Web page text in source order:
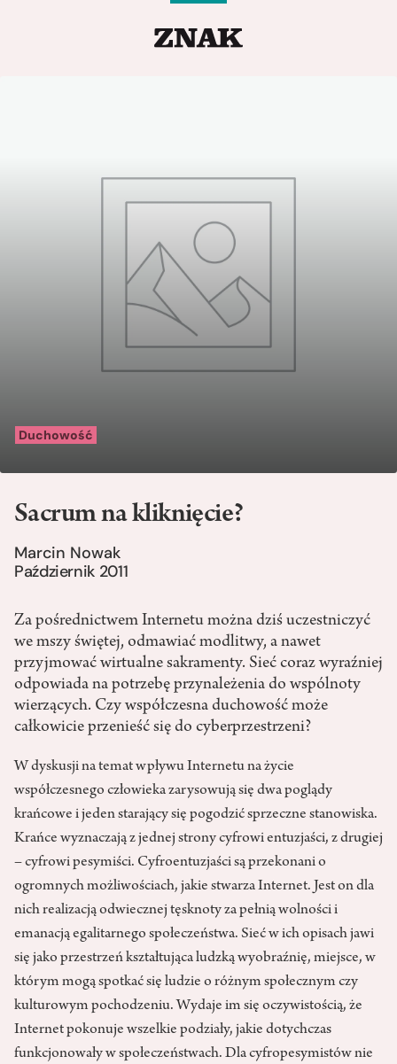
Duchowość
Sacrum na kliknięcie?
Marcin Nowak
Październik 2011
Za pośrednictwem Internetu można dziś uczestniczyć
we mszy świętej, odmawiać modlitwy, a nawet
przyjmować wirtualne sakramenty. Sieć coraz wyraźniej
odpowiada na potrzebę przynależenia do wspólnoty
wierzących. Czy współczesna duchowość może
całkowicie przenieść się do cyberprzestrzeni?
W dyskusji na temat wpływu Internetu na życie
współczesnego człowieka zarysowują się dwa poglądy
krańcowe i jeden starający się pogodzić sprzeczne stanowiska.
Krańce wyznaczają z jednej strony cyfrowi entuzjaści, z drugiej
– cyfrowi pesymiści. Cyfroentuzjaści są przekonani o
ogromnych możliwościach, jakie stwarza Internet. Jest on dla
nich realizacją odwiecznej tęsknoty za pełnią wolności i
emanacją egalitarnego społeczeństwa. Sieć w ich opisach jawi
się jako przestrzeń kształtująca ludzką wyobraźnię, miejsce, w
którym mogą spotkać się ludzie o różnym społecznym czy
kulturowym pochodzeniu. Wydaje im się oczywistością, że
Internet pokonuje wszelkie podziały, jakie dotychczas
funkcjonowały w społeczeństwach. Dla cyfropesymistów nie